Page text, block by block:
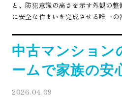
と、防犯意識の高さを示す外観の
に安全な住まいを完成させる唯一の
中古マンション
ームで家族の安
2026.04.09